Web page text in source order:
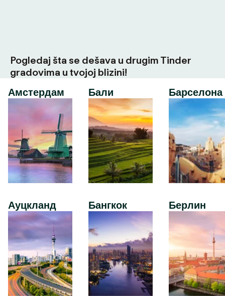
Pogledaj šta se dešava u drugim Tinder
gradovima u tvojoj blizini!
Амстердам
Ауцкланд
Бали
Бангкок
Барселона
Берлин